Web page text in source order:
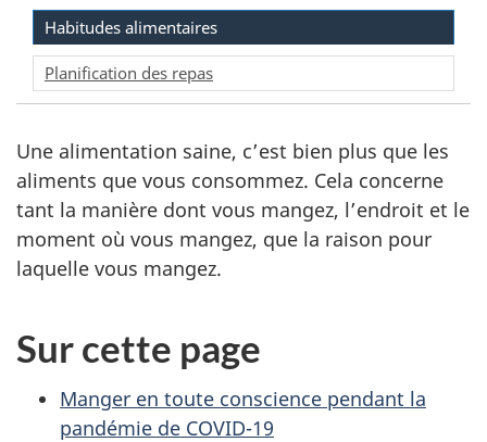
Habitudes alimentaires
Planification des repas
Une alimentation saine, c’est bien plus que les
aliments que vous consommez. Cela concerne
tant la manière dont vous mangez, l’endroit et le
moment où vous mangez, que la raison pour
laquelle vous mangez.
Sur cette page
Manger en toute conscience pendant la
pandémie de COVID-19